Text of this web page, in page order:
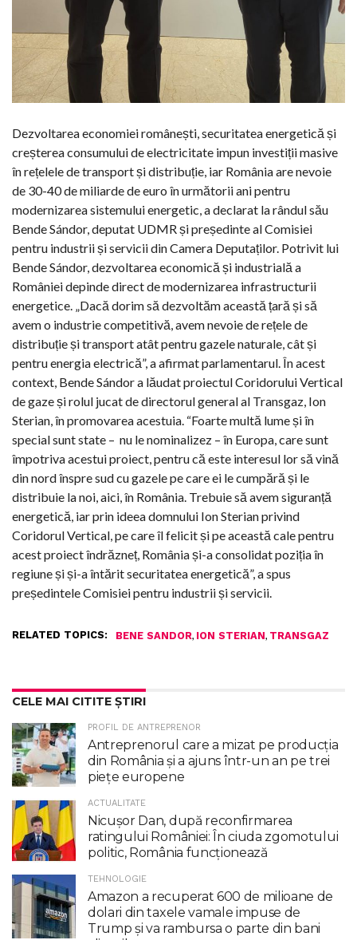
Dezvoltarea economiei românești, securitatea energetică și
creșterea consumului de electricitate impun investiții masive
în rețelele de transport și distribuție, iar România are nevoie
de 30-40 de miliarde de euro în următorii ani pentru
modernizarea sistemului energetic, a declarat la rândul său
Bende Sándor, deputat UDMR și președinte al Comisiei
pentru industrii și servicii din Camera Deputaților. Potrivit lui
Bende Sándor, dezvoltarea economică și industrială a
României depinde direct de modernizarea infrastructurii
energetice. „Dacă dorim să dezvoltăm această țară și să
avem o industrie competitivă, avem nevoie de rețele de
distribuție și transport atât pentru gazele naturale, cât și
pentru energia electrică”, a afirmat parlamentarul. În acest
context, Bende Sándor a lăudat proiectul Coridorului Vertical
de gaze și rolul jucat de directorul general al Transgaz, Ion
Sterian, în promovarea acestuia. “Foarte multă lume și în
special sunt state – nu le nominalizez – în Europa, care sunt
împotriva acestui proiect, pentru că este interesul lor să vină
din nord înspre sud cu gazele pe care ei le cumpără și le
distribuie la noi, aici, în România. Trebuie să avem siguranță
energetică, iar prin ideea domnului Ion Sterian privind
Coridorul Vertical, pe care îl felicit și pe această cale pentru
acest proiect îndrăzneț, România și-a consolidat poziția în
regiune și și-a întărit securitatea energetică”, a spus
președintele Comisiei pentru industrii și servicii.
RELATED TOPICS: BENE SANDOR, ION STERIAN, TRANSGAZ
CELE MAI CITITE ȘTIRI
PROFIL DE ANTREPRENOR
Antreprenorul care a mizat pe producția
din România și a ajuns într-un an pe trei
piețe europene
ACTUALITATE
Nicuşor Dan, după reconfirmarea
ratingului României: În ciuda zgomotului
politic, România funcţionează
TEHNOLOGIE
Amazon a recuperat 600 de milioane de
dolari din taxele vamale impuse de
Trump şi va rambursa o parte din bani